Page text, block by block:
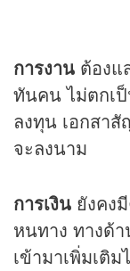
การงาน ต้องแ
ทันคน ไม่ตกเ
ลงทุน เอกสา
จะลงนาม
การเงิน ยังคง
หนทาง ทางด้า
เข้ามาเพิ่มเติ